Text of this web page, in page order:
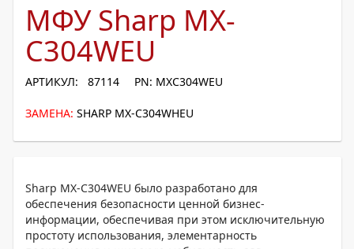
МФУ Sharp MX-
C304WEU
АРТИКУЛ: 87114 PN: MXC304WEU
ЗАМЕНА: SHARP MX-C304WHEU
Sharp MX-C304WEU было разработано для
обеспечения безопасности ценной бизнес-
информации, обеспечивая при этом исключительную
простоту использования, элементарность